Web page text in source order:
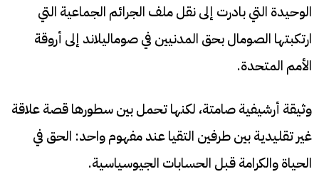
الوحيدة التي بادرت إلى نقل ملف الجرائم الجماعية التي
ارتكبتها الصومال بحق المدنيين في صوماليلاند إلى أروقة
الأمم المتحدة.
وثيقة أرشيفية صامتة، لكنها تحمل بين سطورها قصة علاقة
غير تقليدية بين طرفين التقيا عند مفهوم واحد: الحق في
الحياة والكرامة قبل الحسابات الجيوسياسية.